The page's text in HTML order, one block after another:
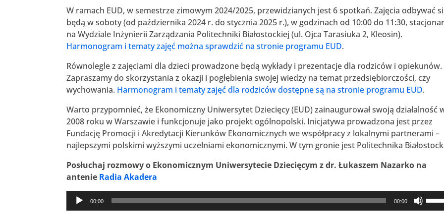
W ramach EUD, w semestrze zimowym 2024/2025, przewidzianych jest 6 spotkań. Zajęcia odbywać
będą w soboty (od października 2024 r. do stycznia 2025 r.), w godzinach od 10:00 do 11:30,
na Wydziale Inżynierii Zarządzania Politechniki Białostockiej (ul. Ojca Tarasiuka 2, Kleosin).
Harmonogram i tematy zajęć można sprawdzić na stronie programu EUD.
Równolegle z zajęciami dla dzieci prowadzone będą wykłady i prezentacje dla rodziców i opiekunów.
Zapraszamy do skorzystania z okazji i pogłębienia swojej wiedzy na temat przedsiębiorczości, czy
wychowania. Harmonogram i tematy zajęć dla rodziców dostępne są na stronie programu EUD.
Warto przypomnieć, że Ekonomiczny Uniwersytet Dziecięcy (EUD) zainaugurował swoją działalność
2008 roku w Warszawie i funkcjonuje jako projekt ogólnopolski. Inicjatywa prowadzona jest przez
Fundację Promocji i Akredytacji Kierunków Ekonomicznych we współpracy z lokalnymi partnerami –
najlepszymi polskimi wyższymi uczelniami ekonomicznymi. W tym gronie jest Politechnika
Posłuchaj rozmowy o Ekonomicznym Uniwersytecie Dziecięcym z dr. Łukaszem Nazarko na
antenie Radia Akadera
Odtwarzacz
plików
00:00 00:00